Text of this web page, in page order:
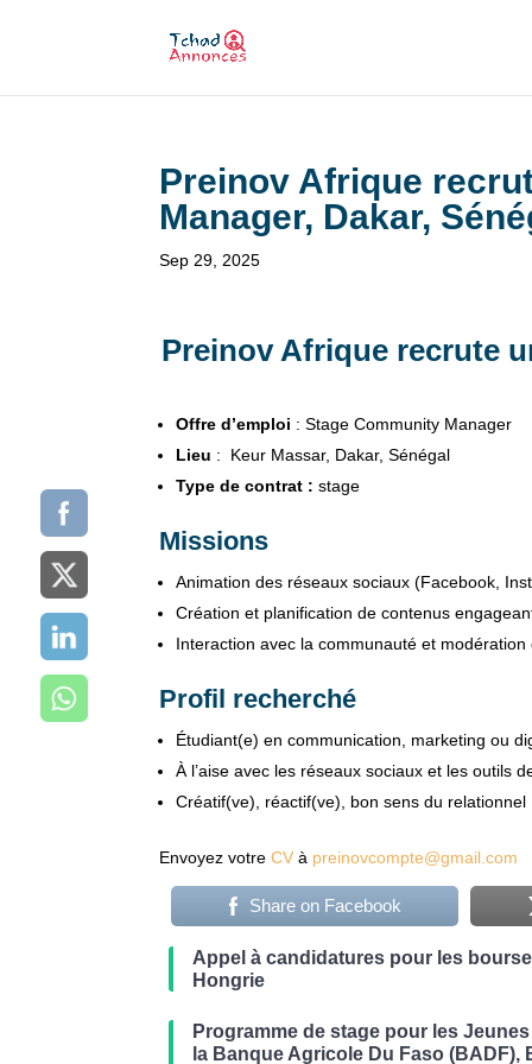
Preinov Afrique
Manager, Dakar,
Sep 29, 2025
Preinov Afrique recrute
Offre d’emploi : Stage Community Manager
Lieu : Keur Massar, Dakar, Sénégal
Type de contrat : stage
Missions
Animation des réseaux sociaux (Facebook,
Création et planification de contenus
Interaction avec la communauté et
Profil recherché
Étudiant(e) en communication, marketing ou
À l’aise avec les réseaux sociaux et les outils
Créatif(ve), réactif(ve), bon sens du relationnel
Envoyez votreCV à preinovcompte@gmail.com
Share on Facebook
Appel à candidatures pour les
Hongrie
Programme de stage pour les
la Banque Agricole Du Faso (BADF),